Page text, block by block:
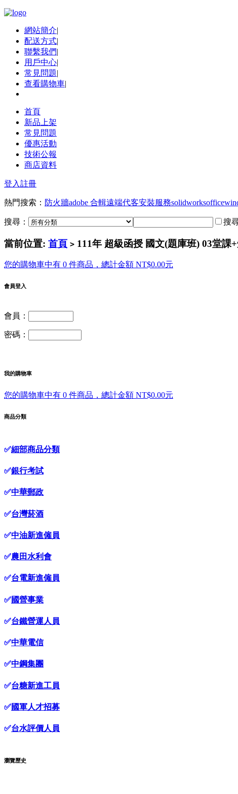
網站簡介|
配送方式|
聯繫我們|
用戶中心|
常見問題|
查看購物車|
首頁
新品上架
常見問題
優惠活動
技術公報
商店資料
登入註冊
熱門搜索： 防火牆adobe 合輯遠端代客安裝服務solidworksoffice
搜尋： 搜
當前位置: 首頁 > 111年 超級函授 國文(題庫班) 03堂課
您的購物車中有 0 件商品，總計金額 NT$0.00元
會員登入
會員：
密碼：
我的購物車
您的購物車中有 0 件商品，總計金額 NT$0.00元
商品分類
✅細部商品分類
✅銀行考試
✅中華郵政
✅台灣菸酒
✅中油新進僱員
✅農田水利會
✅台電新進僱員
✅國營事業
✅台鐵營運人員
✅中華電信
✅中鋼集團
✅台糖新進工員
✅國軍人才招募
✅台水評價人員
瀏覽歷史